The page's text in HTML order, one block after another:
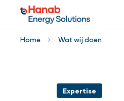
Home Wat wij doen
Expertise